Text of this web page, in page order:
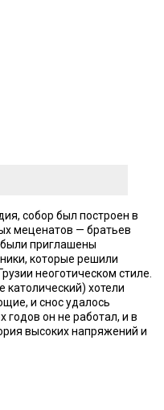
собор был построен в
меценатов — братьев
приглашены
которые решили
неоготическом стиле.
хотели
и снос удалось
годов он не работал, и в
высоких напряжений и